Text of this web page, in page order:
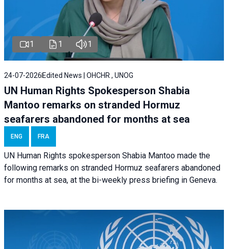
1 1 1
24-07-2026 Edited News | OHCHR , UNOG
UN Human Rights Spokesperson Shabia
Mantoo remarks on stranded Hormuz
seafarers abandoned for months at sea
ENG FRA
UN Human Rights spokesperson Shabia Mantoo made the
following remarks on stranded Hormuz seafarers abandoned
for months at sea, at the bi-weekly press briefing in Geneva.